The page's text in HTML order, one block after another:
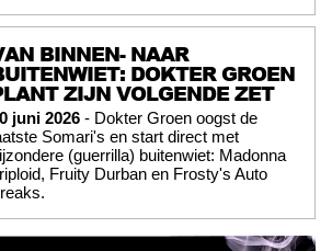
BINNEN- NAAR
DOKTER GROEN
ZIJN VOLGENDE ZET
juni 2026 - Dokter Groen oogst de
Somari's en start direct met
(guerrilla) buitenwiet: Madonna
Fruity Durban en Frosty's Auto